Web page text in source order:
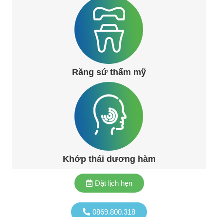
Răng sứ thẩm mỹ
Khớp thái dương hàm
0869.800.318
Đặt lịch hẹn